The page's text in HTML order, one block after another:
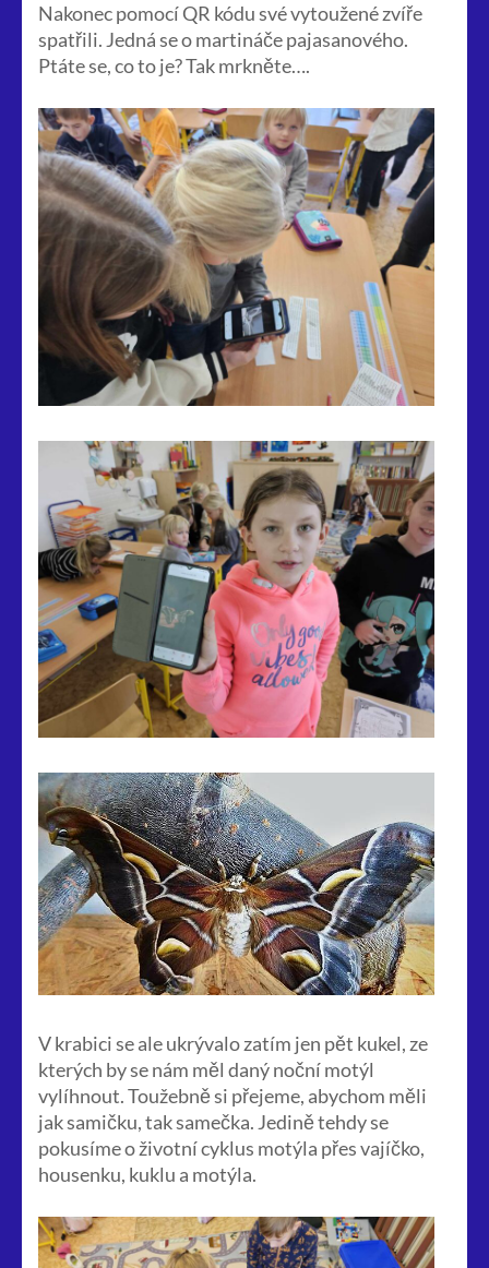
Nakonec pomocí QR kódu své vytoužené zvíře
spatřili. Jedná se o martináče pajasanového.
Ptáte se, co to je? Tak mrkněte….
V krabici se ale ukrývalo zatím jen pět kukel, ze
kterých by se nám měl daný noční motýl
vylíhnout. Toužebně si přejeme, abychom měli
jak samičku, tak samečka. Jedině tehdy se
pokusíme o životní cyklus motýla přes vajíčko,
housenku, kuklu a motýla.